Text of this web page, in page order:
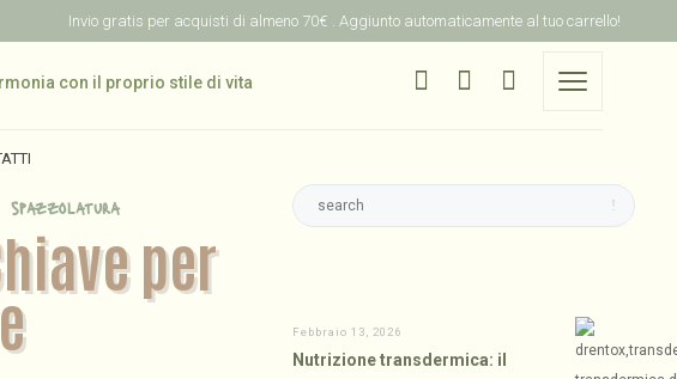
Invio gratis per acquisti di almeno 70€ . Aggiunto automaticamente al tuo carrello!
spazzolatura
per
Febbraio 13, 2026
Nutrizione transdermica: il